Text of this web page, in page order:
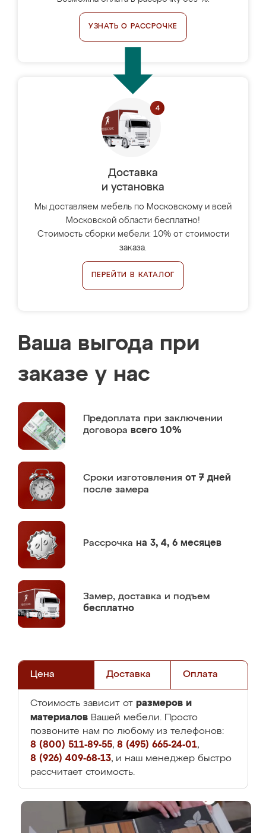
УЗНАТЬ О РАССРОЧКЕ
Доставка
и установка
Мы доставляем мебель по Московскому и всей
Московской области бесплатно!
Стоимость сборки мебели: 10% от стоимости
заказа.
ПЕРЕЙТИ В КАТАЛОГ
Ваша выгода при
заказе у нас
Предоплата при заключении
договора всего 10%
Сроки изготовления от 7 дней
после замера
Рассрочка на 3, 4, 6 месяцев
Замер, доставка и подъем
бесплатно
Цена Доставка Оплата
Стоимость зависит от размеров и
материалов Вашей мебели. Просто
позвоните нам по любому из телефонов:
8 (800) 511-89-55, 8 (495) 665-24-01,
8 (926) 409-68-13, и наш менеджер быстро
рассчитает стоимость.